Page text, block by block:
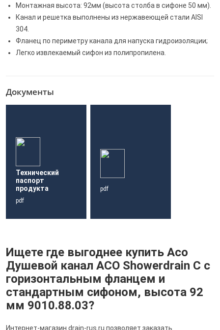
Монтажная высота: 92мм (высота столба в сифоне 50 мм).
Канал и решетка выполнены из нержавеющей стали AISI
304.
Фланец по периметру канала для напуска гидроизоляции;
Легко извлекаемый сифон из полипропилена.
Документы
Технический
паспорт
продукта
pdf
pdf
Ищете где выгоднее купить Aco
Душевой канал ACO Showerdrain C с
горизонтальным фланцем и
стандартным сифоном, высота 92
мм 9010.88.03?
Интернет-магазин drain-rus.ru позволяет заказать